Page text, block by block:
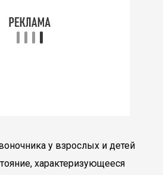
у взрослых и детей
характеризующееся